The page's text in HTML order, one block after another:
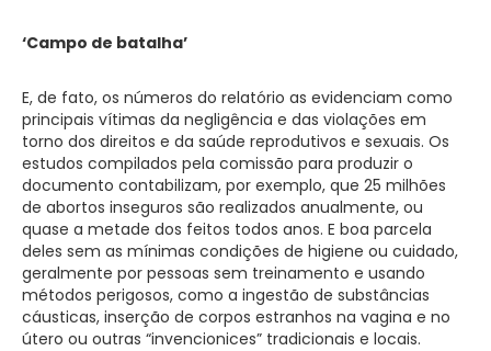
‘Campo de batalha’
E, de fato, os números do relatório as evidenciam como
principais vítimas da negligência e das violações em
torno dos direitos e da saúde reprodutivos e sexuais. Os
estudos compilados pela comissão para produzir o
documento contabilizam, por exemplo, que 25 milhões
de abortos inseguros são realizados anualmente, ou
quase a metade dos feitos todos anos. E boa parcela
deles sem as mínimas condições de higiene ou cuidado,
geralmente por pessoas sem treinamento e usando
métodos perigosos, como a ingestão de substâncias
cáusticas, inserção de corpos estranhos na vagina e no
útero ou outras “invencionices” tradicionais e locais.